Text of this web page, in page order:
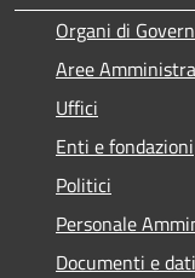
Organi di
Aree
Uffici
Enti e fondazioni
Politici
Personale
Documenti e dati